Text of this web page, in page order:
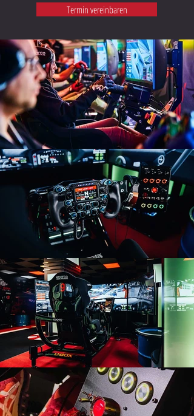
Termin vereinbaren